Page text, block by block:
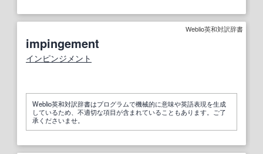
Weblio英和対訳辞書
impingement
インピンジメント
Weblio英和対訳辞書はプログラムで機械的に意味や英語表現を生成
しているため、不適切な項目が含まれていることもあります。ご了
承くださいませ。